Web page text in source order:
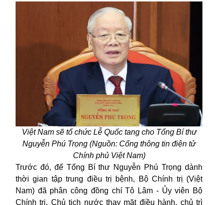
Việt Nam sẽ tổ chức Lễ Quốc tang cho Tổng Bí thư
Nguyễn Phú Trọng (Nguồn: Cổng thông tin điện tử
Chính phủ Việt Nam)
Trước đó, để Tổng Bí thư Nguyễn Phú Trọng dành
thời gian tập trung điều trị bệnh, Bộ Chính trị (Việt
Nam) đã phân công đồng chí Tô Lâm - Ủy viên Bộ
Chính trị, Chủ tịch nước thay mặt điều hành, chủ trì